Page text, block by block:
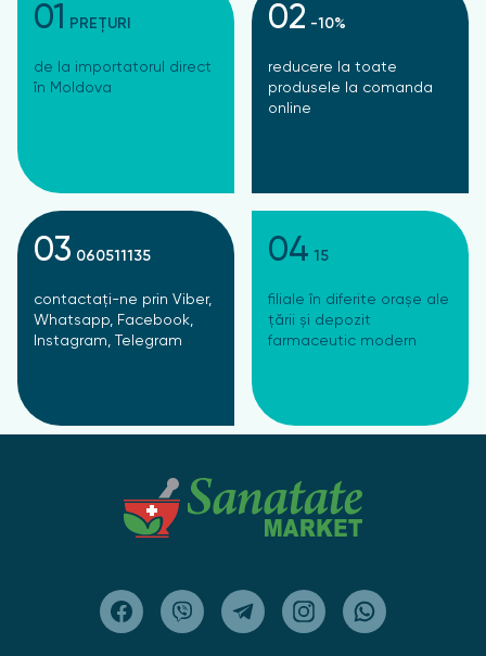
01 PREȚURI
de la importatorul direct
în Moldova
02 -10%
reducere la toate
produsele la comanda
online
03 060511135
contactați-ne prin Viber,
Whatsapp, Facebook,
Instagram, Telegram
04 15
filiale în diferite orașe ale
țării și depozit
farmaceutic modern